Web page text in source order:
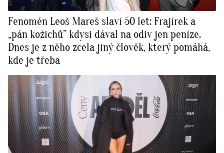
Fenomén Leoš Mareš slaví 50 let: Frajírek a
„pán kožichů” kdysi dával na odiv jen peníze.
Dnes je z něho zcela jiný člověk, který pomáhá,
kde je třeba